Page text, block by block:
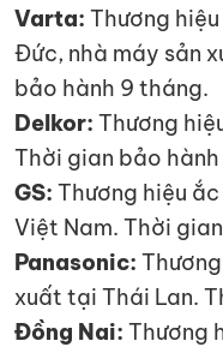
Varta: Thương
Đức, nhà máy sản
bảo hành 9 tháng.
Delkor: Thương
Thời gian bảo
GS: Thương hiệu
Việt Nam. Thời
Panasonic:
xuất tại Thái Lan.
Đồng Nai: Thương